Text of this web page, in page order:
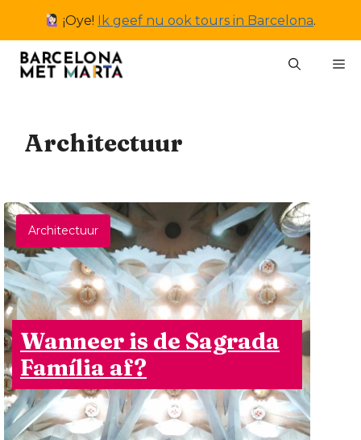
inhoud
¡Oye! Ik geef nu ook tours in Barcelona.
Architectuur
Architectuur
Wanneer is de Sagrada
Família af?